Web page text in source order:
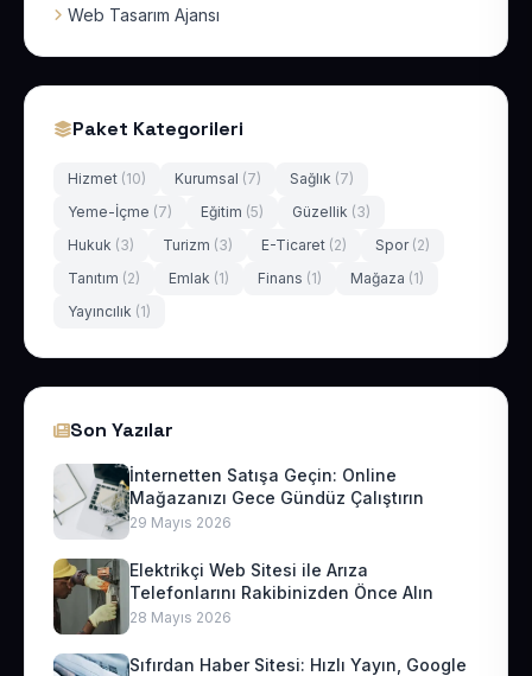
Web Tasarım Ajansı
Paket Kategorileri
Hizmet (10) Kurumsal (7) Sağlık (7)
Yeme-İçme (7) Eğitim (5) Güzellik (3)
Hukuk (3) Turizm (3) E-Ticaret (2) Spor (2)
Tanıtım (2) Emlak (1) Finans (1) Mağaza (1)
Yayıncılık (1)
Son Yazılar
İnternetten Satışa Geçin: Online
Mağazanızı Gece Gündüz Çalıştırın
29 Mayıs 2026
Elektrikçi Web Sitesi ile Arıza
Telefonlarını Rakibinizden Önce Alın
28 Mayıs 2026
Sıfırdan Haber Sitesi: Hızlı Yayın, Google